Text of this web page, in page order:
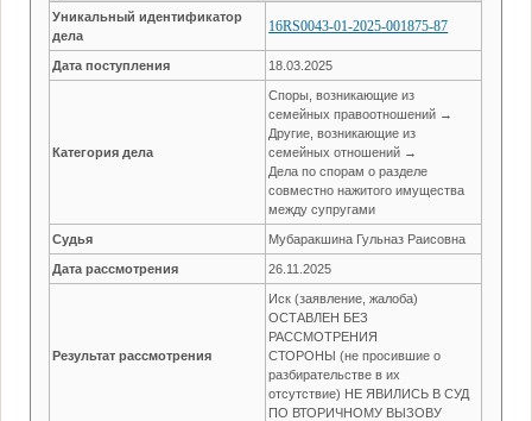
Уникальный идентификатор
дела
16RS0043-01-2025-001875-87
Дата поступления 18.03.2025
Категория дела
Споры, возникающие из
семейных правоотношений →
Другие, возникающие из
семейных отношений →
Дела по спорам о разделе
совместно нажитого имущества
между супругами
Судья Мубаракшина Гульназ Раисовна
Дата рассмотрения 26.11.2025
Результат рассмотрения
Иск (заявление, жалоба)
ОСТАВЛЕН БЕЗ
РАССМОТРЕНИЯ
СТОРОНЫ (не просившие о
разбирательстве в их
отсутствие) НЕ ЯВИЛИСЬ В СУД
ПО ВТОРИЧНОМУ ВЫЗОВУ